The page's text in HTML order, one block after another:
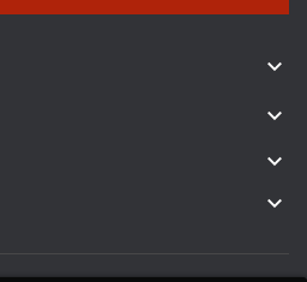



